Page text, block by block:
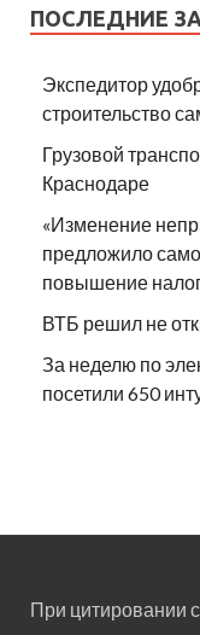
ПОСЛЕДНИЕ
Экспедитор
строительство
Грузовой
Краснодаре
«Изменение
предложило
повышение
ВТБ решил не
За неделю по
посетили 650
При цитировании